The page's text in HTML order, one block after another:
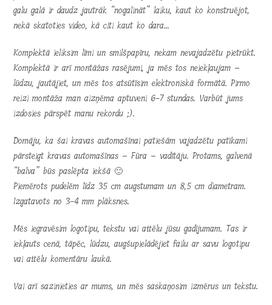
galu galā ir daudz jautrāk “nogalināt” laiku, kaut ko konstruējot,
nekā skatoties video, kā citi kaut ko dara…
Komplektā ieliksim līmi un smilšpapīru, nekam nevajadzētu pietrūkt.
Komplektā ir arī montāžas rasējumi, ja mēs tos neiekļaujam –
lūdzu, jautājiet, un mēs tos atsūtīsim elektroniskā formātā. Pirmo
reizi montāža man aizņēma aptuveni 6-7 stundas. Varbūt jums
izdosies pārspēt manu rekordu ;).
Domāju, ka šai kravas automašīnai patiešām vajadzētu patīkami
pārsteigt kravas automašīnas – Fūra – vadītāju. Protams, galvenā
“balva” būs paslēpta iekšā 🙂
Piemērots pudelēm līdz 35 cm augstumam un 8,5 cm diametram.
Izgatavots no 3-4 mm plāksnes.
Mēs iegravēsim logotipu, tekstu vai attēlu jūsu gadījumam. Tas ir
iekļauts cenā, tāpēc, lūdzu, augšupielādējiet failu ar savu logotipu
vai attēlu komentāru laukā.
Vai arī sazinieties ar mums, un mēs saskaņosim izmērus un tekstu.